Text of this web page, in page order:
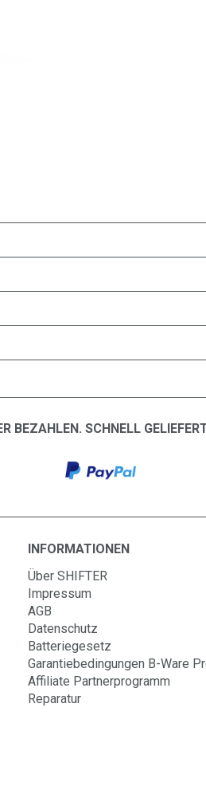
BEZAHLEN. SCHNELL
INFORMATIONEN
Über SHIFTER
Impressum
AGB
Datenschutz
Batteriegesetz
Garantiebedingungen B-Ware
Affiliate Partnerprogramm
Reparatur